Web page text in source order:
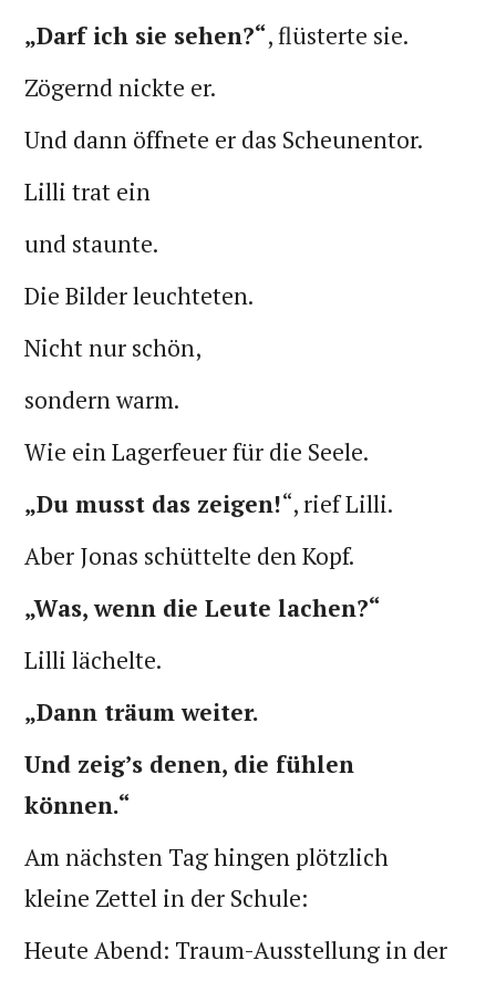
„Darf ich sie sehen?“, flüsterte sie.
Zögernd nickte er.
Und dann öffnete er das Scheunentor.
Lilli trat ein
und staunte.
Die Bilder leuchteten.
Nicht nur schön,
sondern warm.
Wie ein Lagerfeuer für die Seele.
„Du musst das zeigen!“, rief Lilli.
Aber Jonas schüttelte den Kopf.
„Was, wenn die Leute lachen?“
Lilli lächelte.
„Dann träum weiter.
Und zeig’s denen, die fühlen
können.“
Am nächsten Tag hingen plötzlich
kleine Zettel in der Schule:
Heute Abend: Traum-Ausstellung in der